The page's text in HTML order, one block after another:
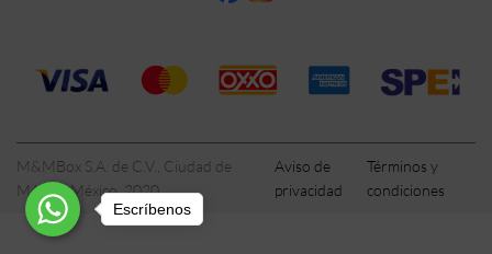
M&MBox S.A. de C.V., Ciudad de
México, México, 2020
Aviso de
privacidad
Términos y
condiciones
Escríbenos